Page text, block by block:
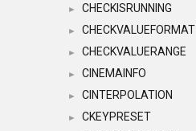
► CHECKISRUNNING
► CHECKVALUEFORMAT
► CHECKVALUERANGE
► CINEMAINFO
► CINTERPOLATION
► CKEYPRESET